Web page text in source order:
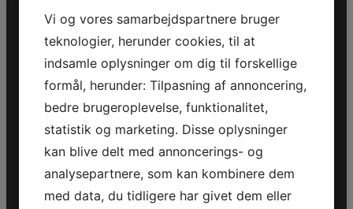
Jet-Trade Powersport
Jegstrupvej 280
8361 Hasselager
Telefon:+45 70 200 600
E-mail:info@jettrade.dk
CVR-nummer: 27233678
Vi og vores samarbejdspartnere bruger
teknologier, herunder cookies, til at
indsamle oplysninger om dig til forskellige
formål, herunder: Tilpasning af annoncering,
bedre brugeroplevelse, funktionalitet,
statistik og marketing. Disse oplysninger
kan blive delt med annoncerings- og
analysepartnere, som kan kombinere dem
med data, du tidligere har givet dem eller